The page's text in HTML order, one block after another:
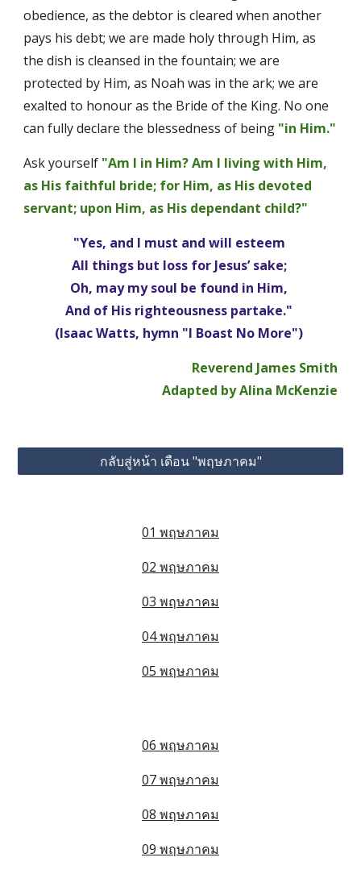
obedience, as the debtor is cleared when another
pays his debt; we are made holy through Him, as
the dish is cleansed in the fountain; we are
protected by Him, as Noah was in the ark; we are
exalted to honour as the Bride of the King. No one
can fully declare the blessedness of being
Ask yourself "Am I in Him? Am I living with Him,
as His faithful bride; for Him, as His devoted
servant; upon Him, as His dependant child?"
"Yes, and I must and will esteem
All things but loss for Jesus’ sake;
Oh, may my soul be found in Him,
And of His righteousness partake."
(Isaac Watts, hymn "I Boast No More")
Reverend James Smith
Adapted by Alina McKenzie
กลับสู่หน้า เดือน "พฤษภาคม"
01 พฤษภาคม
02 พฤษภาคม
03 พฤษภาคม
04 พฤษภาคม
05 พฤษภาคม
06 พฤษภาคม
07 พฤษภาคม
08 พฤษภาคม
09 พฤษภาคม